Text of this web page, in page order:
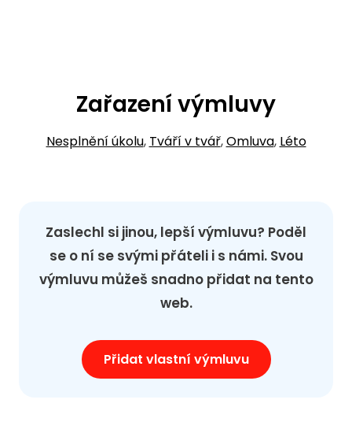
Zařazení výmluvy
Nesplnění úkolu, Tváří v tvář,Omluva, Léto
Zaslechl si jinou, lepší výmluvu? Poděl
se o ní se svými přáteli i s námi. Svou
výmluvu můžeš snadno přidat na tento
web.
Přidat vlastní výmluvu